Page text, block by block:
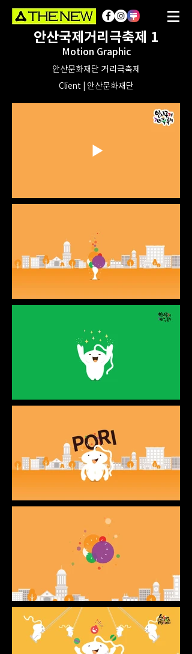
안산국제거리극축제 1
Motion Graphic
안산문화재단 거리극축제
Client | 안산문화재단